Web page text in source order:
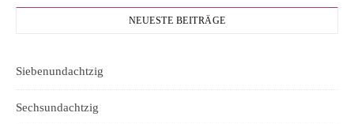
NEUESTE BEITRÄGE
Siebenundachtzig
Sechsundachtzig